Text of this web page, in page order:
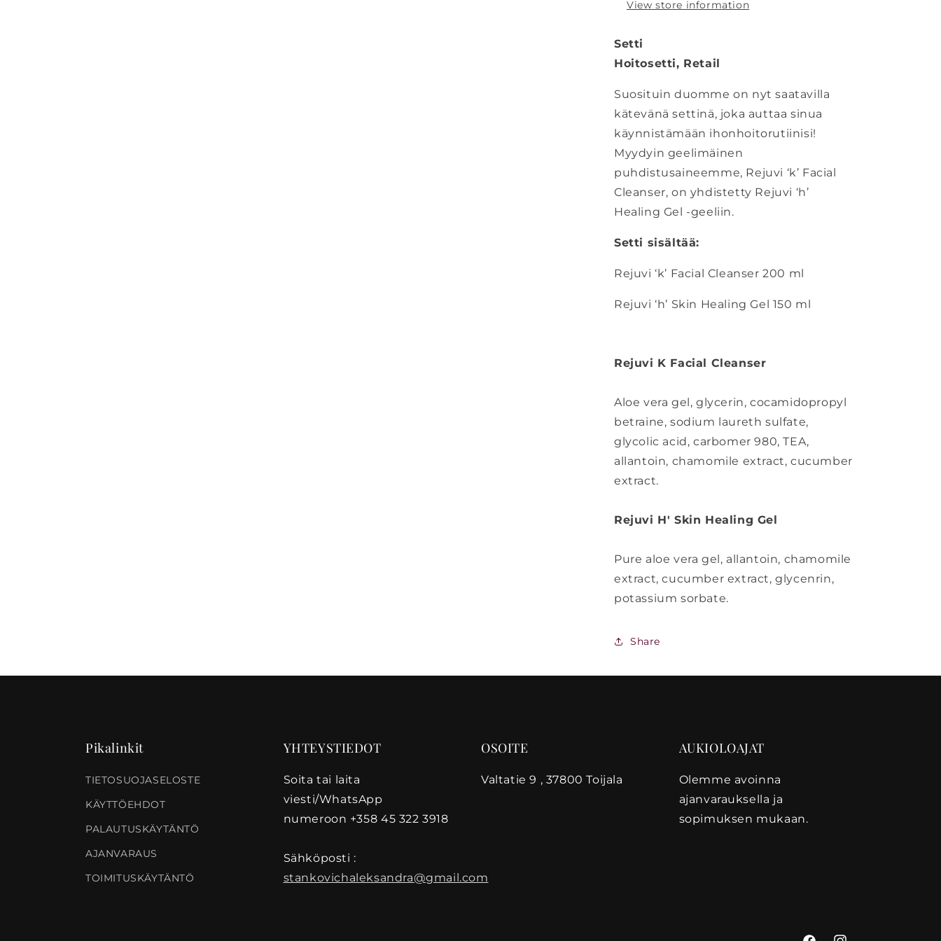
View store information
Setti
Hoitosetti, Retail
Suosituin duomme on nyt saatavilla
kätevänä settinä, joka auttaa sinua
käynnistämään ihonhoitorutiinisi!
Myydyin geelimäinen
puhdistusaineemme, Rejuvi ‘k’ Facial
Cleanser, on yhdistetty Rejuvi ‘h’
Healing Gel -geeliin.
Setti sisältää:
Rejuvi ‘k’ Facial Cleanser 200 ml
Rejuvi ‘h’ Skin Healing Gel 150 ml
Rejuvi K Facial Cleanser
Aloe vera gel, glycerin, cocamidopropyl
betraine, sodium laureth sulfate,
glycolic acid, carbomer 980, TEA,
allantoin, chamomile extract, cucumber
extract.
Rejuvi H' Skin Healing Gel
Pure aloe vera gel, allantoin, chamomile
extract, cucumber extract, glycenrin,
potassium sorbate.
Share
Pikalinkit
TIETOSUOJASELOSTE
KÄYTTÖEHDOT
PALAUTUSKÄYTÄNTÖ
AJANVARAUS
TOIMITUSKÄYTÄNTÖ
YHTEYSTIEDOT
Soita tai laita
viesti/WhatsApp
numeroon +358 45 322 3918
Sähköposti :
stankovichaleksandra@gmail.com
OSOITE
Valtatie 9 , 37800 Toijala
AUKIOLOAJAT
Olemme avoinna
ajanvarauksella ja
sopimuksen mukaan.